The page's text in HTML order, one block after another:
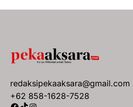
redaksipekaaksara@gmail.com
+62 858-1628-7528